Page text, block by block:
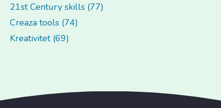
21st Century skills (77)
Creaza tools (74)
Kreativitet (69)